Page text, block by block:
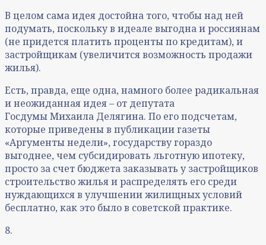
В целом сама идея достойна того, чтобы над ней
подумать, поскольку в идеале выгодна и россиянам
(не придется платить проценты по кредитам), и
застройщикам (увеличится возможность продажи
жилья).
Есть, правда, еще одна, намного более радикальная
и неожиданная идея – от депутата
Госдумы Михаила Делягина. По его подсчетам,
которые приведены в публикации газеты
«Аргументы недели», государству гораздо
выгоднее, чем субсидировать льготную ипотеку,
просто за счет бюджета заказывать у застройщиков
строительство жилья и распределять его среди
нуждающихся в улучшении жилищных условий
бесплатно, как это было в советской практике.
8.